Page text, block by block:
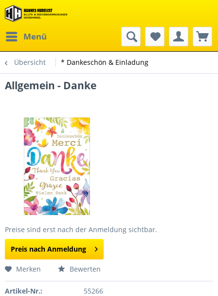
Menü
Übersicht * Dankeschön & Einladung
Allgemein - Danke
Preise sind erst nach der Anmeldung sichtbar.
Preis nach Anmeldung
Merken Bewerten
Artikel-Nr.: 55266